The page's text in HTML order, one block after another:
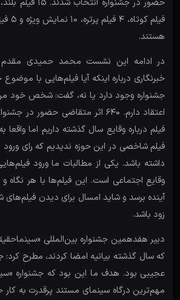
هستند.
در ادامه این نشست محمد حمیدی
خبرنگاری درباره اینکه آیا فیلم‌هایی با
جشنواره وجود دارد یا نه، گفت: شخص خود
فیلم درباره وقایع سال گذشته داریم اما واقعا
فیلم شاخصی در این حوزه ندیدیم که رای
داشته باشد. یکی از مطالبات ما ورود
وقایع اجتماعی است. این فیلم‌ها با هر نگاه
آینده برسد و شاید امسال برای دیدن
زود باشد.
دبیر هفدهمین جشنواره بین‌المللی
عجیبی بود. هدف ما این بود که جشنواره
مهم‌ترین درگاه سینمای مستند پرقدرت به کار